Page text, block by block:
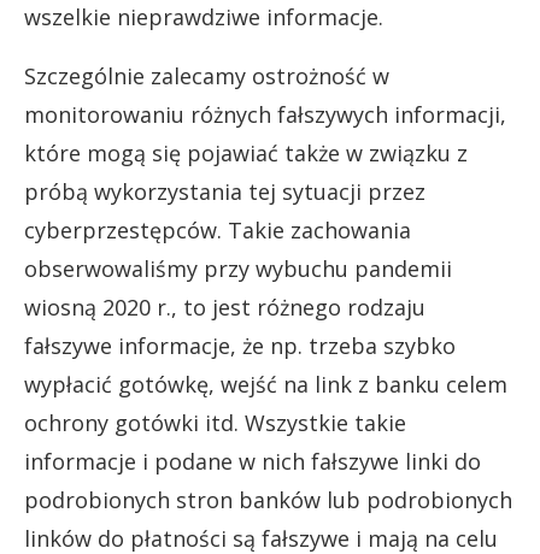
wszelkie nieprawdziwe informacje.
Szczególnie zalecamy ostrożność w
monitorowaniu różnych fałszywych informacji,
które mogą się pojawiać także w związku z
próbą wykorzystania tej sytuacji przez
cyberprzestępców. Takie zachowania
obserwowaliśmy przy wybuchu pandemii
wiosną 2020 r., to jest różnego rodzaju
fałszywe informacje, że np. trzeba szybko
wypłacić gotówkę, wejść na link z banku celem
ochrony gotówki itd. Wszystkie takie
informacje i podane w nich fałszywe linki do
podrobionych stron banków lub podrobionych
linków do płatności są fałszywe i mają na celu